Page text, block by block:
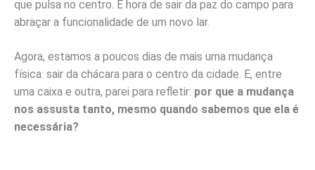
que pulsa no centro. É hora de sair da paz do campo para
abraçar a funcionalidade de um novo lar.
Agora, estamos a poucos dias de mais uma mudança
física: sair da chácara para o centro da cidade. E, entre
uma caixa e outra, parei para refletir: por que a mudança
nos assusta tanto, mesmo quando sabemos que ela é
necessária?